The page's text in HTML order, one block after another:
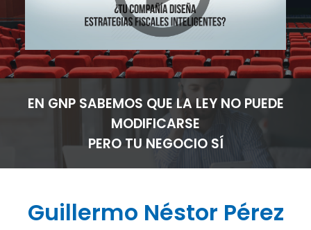
EN GNP SABEMOS QUE LA LEY NO PUEDE
MODIFICARSE
PERO TU NEGOCIO SÍ
Guillermo Néstor Pérez